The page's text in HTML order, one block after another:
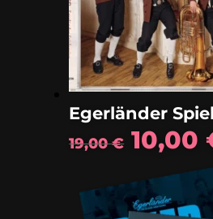
Egerländer
19,00€
Preis
war:
19,00
10,00